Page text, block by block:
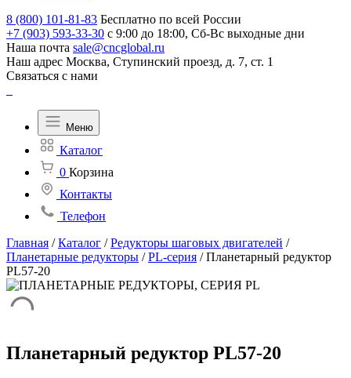
8 (800) 101-81-83 Бесплатно по всей России
+7 (903) 593-33-30 с 9:00 до 18:00, Сб-Вс выходные дни
Наша почта sale@cncglobal.ru
Наш адрес Москва, Ступинский проезд, д. 7, ст. 1
Связаться с нами
Меню
Каталог
0 Корзина
Контакты
Телефон
Главная /Каталог /Редукторы шаговых двигателей /
Планетарные редукторы /PL-серия /Планетарный редуктор
PL57-20
Планетарный редуктор PL57-20